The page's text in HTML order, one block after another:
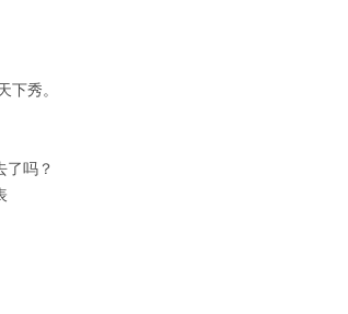
下秀。
了吗？